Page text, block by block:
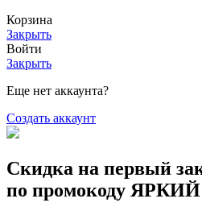
Корзина
Закрыть
Войти
Закрыть
Еще нет аккаунта?
Создать аккаунт
Скидка на первый
по промокоду ЯРКИЙ